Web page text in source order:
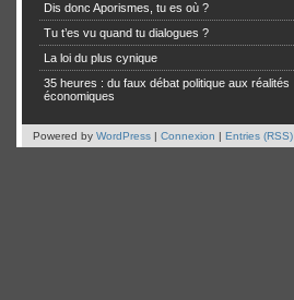
Dis donc Aporismes, tu es où ?
Tu t’es vu quand tu dialogues ?
La loi du plus cynique
35 heures : du faux débat politique aux réalités
économiques
Powered by WordPress | Connexion | Entries (RSS)